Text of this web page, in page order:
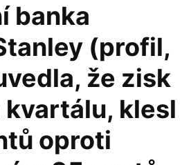
banka
(profil,
že zisk
klesl
oproti